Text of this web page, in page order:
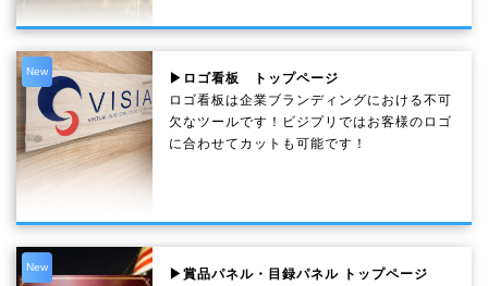
New
▶ロゴ看板 トップページ
ロゴ看板は企業ブランディングにおける不可
欠なツールです！ビジプリではお客様のロゴ
に合わせてカットも可能です！
New
▶賞品パネル・目録パネル トップページ